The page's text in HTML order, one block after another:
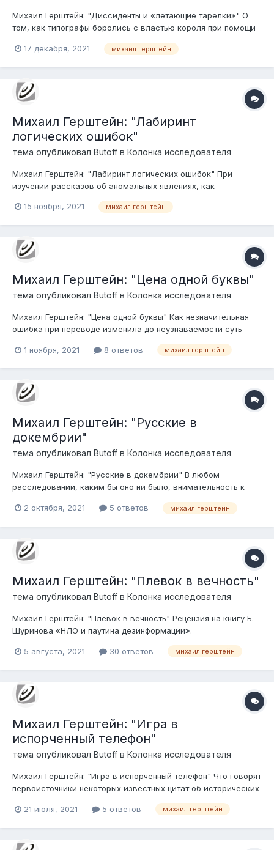
Михаил Герштейн: "Диссиденты и «летающие тарелки»" О
том, как типографы боролись с властью короля при помощи
17 декабря, 2021
михаил герштейн
Михаил Герштейн: "Лабиринт
логических ошибок"
тема опубликовал Butoff в Колонка исследователя
Михаил Герштейн: "Лабиринт логических ошибок" При
изучении рассказов об аномальных явлениях, как
с разными логическими ошибками в повествовании.
15 ноября, 2021 михаил герштейн
Михаил Герштейн: "Цена одной буквы"
тема опубликовал Butoff в Колонка исследователя
Михаил Герштейн: "Цена одной буквы" Как незначительная
ошибка при переводе изменила до неузнаваемости суть
1 ноября, 2021
8 ответов михаил герштейн
Михаил Герштейн: "Русские в
докембрии"
тема опубликовал Butoff в Колонка исследователя
Михаил Герштейн: "Русские в докембрии" В любом
расследовании, каким бы оно ни было, внимательность к
беспристрастность.
2 октября, 2021 5 ответов михаил герштейн
Михаил Герштейн: "Плевок в вечность"
тема опубликовал Butoff в Колонка исследователя
Михаил Герштейн: "Плевок в вечность" Рецензия на книгу Б.
Шуринова «НЛО и паутина дезинформации».
5 августа, 2021 30 ответов михаил герштейн
Михаил Герштейн: "Игра в
испорченный телефон"
тема опубликовал Butoff в Колонка исследователя
Михаил Герштейн: "Игра в испорченный телефон" Что говорят
первоисточники некоторых известных цитат об исторических
21 июля, 2021
5 ответов михаил герштейн